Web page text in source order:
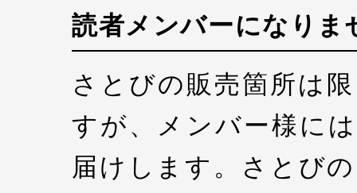
読者メンバーになりま
さとびの販売箇所は
すが、メンバー様に
届けします。さとび